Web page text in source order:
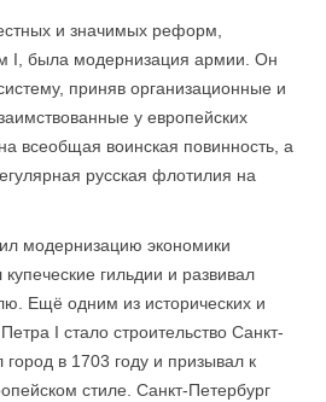
и значимых реформ,
I, была модернизация армии. Он
приняв организационные и
у европейских
всеобщая воинская повинность, а
русская флотилия на
модернизацию экономики
гильдии и развивал
Ещё одним из исторических и
I стало строительство Санкт-
в 1703 году и призывал к
стиле. Санкт-Петербург